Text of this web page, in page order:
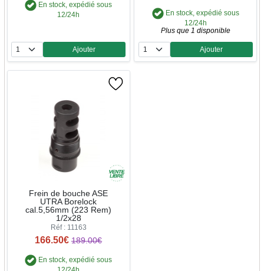
En stock, expédié sous
12/24h
Quantité
Ajouter
En stock, expédié sous
12/24h
Plus que 1 disponible
Quantité
Ajouter
Frein de bouche ASE
UTRA Borelock
cal.5,56mm (223 Rem)
1/2x28
Réf : 11163
166.50€ 189.00€
En stock, expédié sous